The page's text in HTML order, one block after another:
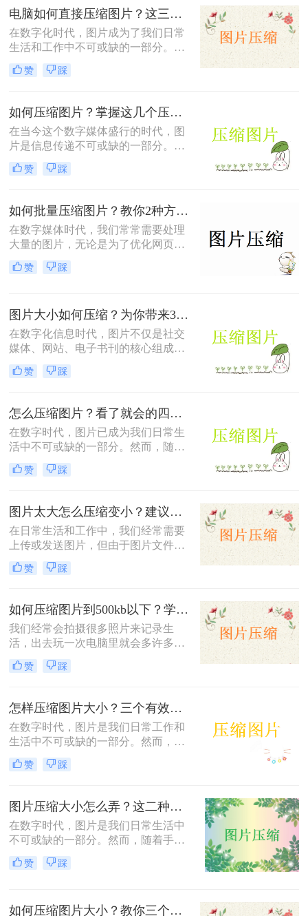
间，成为了一项必备技能。那么如何
压缩图片大小呢？本文将详细介绍几
种有效压缩图片大小的方法，帮助你
轻松管理图片资源。
电脑如何直接压缩图片？这三种方法一看就会！
在数字化时代，图片成为了我们日常
生活和工作中不可或缺的一部分。然
而，随着图片数量的增加，存储和传
输的问题也逐渐显现。为了节省存储
对图片进行压缩。那么电脑如何直接
压缩图片呢？本文将介绍几种在电脑
上直接压缩图片的方法，帮助您轻松
管理图片文件。
赞 踩
如何压缩图片？掌握这几个压缩方法就够了！
在当今这个数字媒体盛行的时代，图
片是信息传递不可或缺的一部分。无
论是社交媒体分享、网页加载、电子
邮件发送，还是存储管理，图片文件
验。因此，掌握图片压缩技巧，即在
保持图片视觉质量的同时减少其文件
大小，成为了现代数字生活的一项基
本技能。那么如何压缩图片呢？本文
将深入探讨图片压缩的重要性，并详
细介绍多种压缩图片的方法，帮助您
赞 踩
如何批量压缩图片？教你2种方法，3秒处理100张图片！
在数字媒体时代，我们常常需要处理
大量的图片，无论是为了优化网页加
载速度、减少存储空间的占用，还是
加快文件传输速度，图片压缩都是一
是不现实的。因此，掌握批量压缩图
片的方法对于提升工作效率至关重
要。那么如何批量压缩图片呢？本文
略。
赞 踩
图片大小如何压缩？为你带来3个好用的方法！
在数字化信息时代，图片不仅是社交
媒体、网站、电子书刊的核心组成部
分，也是个人记忆的珍贵载体。然
而，高分辨率和大尺寸的图片往往会
网页加载速度和文件传输效率。因
此，掌握图片大小压缩的技巧至关重
要。那么图片大小如何压缩呢？本文
将为您详细解析图片压缩的原理、方
法以及推荐一些实用的工具，帮助您
在保持图片质量的同时，有效减小图
赞 踩
怎么压缩图片？看了就会的四种压缩图片方法！
在数字时代，图片已成为我们日常生
活中不可或缺的一部分。然而，随着
图片分辨率和质量的不断提升，图片
文件的大小也随之增加，这给存储和
对这一问题，图片压缩技术应运而
生。那么怎么压缩图片呢？本文将详
细介绍几种常用的图片压缩方法，帮
助您轻松管理图片大小。
赞 踩
图片太大怎么压缩变小？建议试试这三种方法！
​在日常生活和工作中，我们经常需要
上传或发送图片，但由于图片文件太
大，可能会占用较多的存储空间和网
络带宽。这时，我们就需要对图片进
和存储。本文将介绍几种常见的图片
太大怎么压缩变小方法，并分析它们
的优缺点。
赞 踩
如何压缩图片到500kb以下？学会这三种方法轻松完成压缩！
我们经常会拍摄很多照片来记录生
活，出去玩一次电脑里就会多许多旅
游照，而且不知道你们有没有储存好
看图片的习惯呢？这样下来我们电脑
存储空间造成很大的压力。我们借助
软件将图片进行批量压缩，就可以缓
解电脑的内存压力，让它运行更加顺
畅。那么你们知道如何压缩图片到
500kb以下吗？相信这篇文章可以给
你一点参考。
赞 踩
怎样压缩图片大小？三个有效方法帮你轻松解决
在数字时代，图片是我们日常工作和
生活中不可或缺的一部分。然而，随
着图片分辨率和质量的不断提高，图
片文件的大小也随之增大，这可能导
此，学会怎样压缩图片大小变得尤为
重要。本文将为您介绍几种常见的图
片压缩方法，帮助您轻松解决图片过
大的问题。
赞 踩
图片压缩大小怎么弄？这二种方法一看就会！
在数字时代，图片是我们日常生活中
不可或缺的一部分。然而，随着手机
像素的不断提高和拍照技术的不断发
展，图片的体积也越来越大，这给我
为重要。本文将介绍两种高效的图片
赞 踩
如何压缩图片大小？教你三个高效的图片压缩方法